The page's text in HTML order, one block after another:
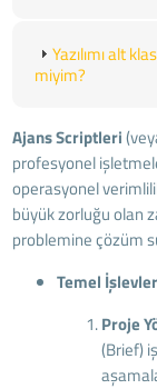
Yazılımı alt
miyim?
Ajans Scriptleri
profesyonel
operasyonel
büyük zorluğu olan
problemine çözüm
Temel
Proje
(Brief)